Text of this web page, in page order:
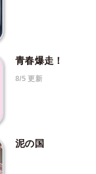
青春爆走！
8/5 更新
泥の国